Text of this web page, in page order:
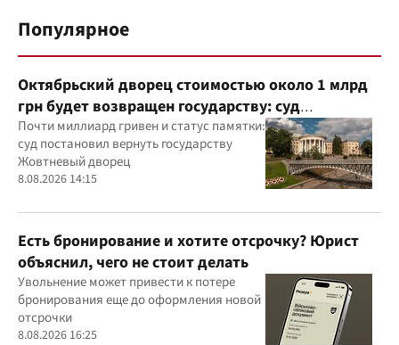
Популярное
Октябрьский дворец стоимостью около 1 млрд
грн будет возвращен государству: суд
удовлетворил иск прокуратуры
Почти миллиард гривен и статус памятки:
суд постановил вернуть государству
Жовтневый дворец
8.08.2026 14:15
Есть бронирование и хотите отсрочку? Юрист
объяснил, чего не стоит делать
Увольнение может привести к потере
бронирования еще до оформления новой
отсрочки
8.08.2026 16:25